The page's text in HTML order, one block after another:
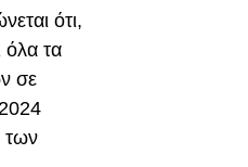
ότι,
όλα τα
σε
των